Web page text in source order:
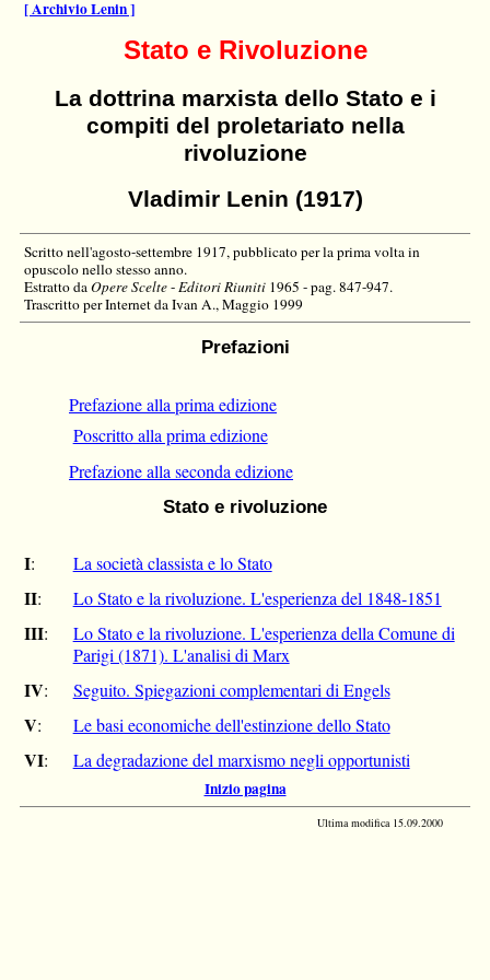
[ Archivio Lenin ]
Stato e Rivoluzione
La dottrina marxista dello Stato e i
compiti del proletariato nella
rivoluzione
Vladimir Lenin (1917)
Scritto nell'agosto-settembre 1917, pubblicato per la prima volta in
opuscolo nello stesso anno.
Estratto daOpere Scelte-Editori Riuniti 1965 - pag. 847-947.
Trascritto per Internet da Ivan A., Maggio 1999
Prefazioni
Prefazione alla prima edizione
Poscritto alla prima edizione
Prefazione alla seconda edizione
Stato e rivoluzione
I: La società classista e lo Stato
II: Lo Stato e la rivoluzione. L'esperienza del 1848-1851
III:
Lo Stato e la rivoluzione. L'esperienza della Comune di
Parigi (1871). L'analisi di Marx
IV: Seguito. Spiegazioni complementari di Engels
V: Le basi economiche dell'estinzione dello Stato
VI: La degradazione del marxismo negli opportunisti
Inizio pagina
Ultima modifica 15.09.2000